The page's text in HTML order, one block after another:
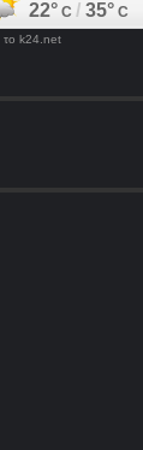
το k24.net